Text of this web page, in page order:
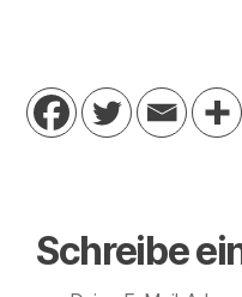
Schreibe